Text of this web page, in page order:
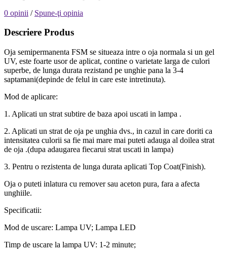
0 opinii / Spune-ţi opinia
Descriere Produs
Oja semipermanenta FSM se situeaza intre o oja normala si un gel
UV, este foarte usor de aplicat, contine o varietate larga de culori
superbe, de lunga durata rezistand pe unghie pana la 3-4
saptamani(depinde de felul in care este intretinuta).
Mod de aplicare:
1. Aplicati un strat subtire de baza apoi uscati in lampa .
2. Aplicati un strat de oja pe unghia dvs., in cazul in care doriti ca
intensitatea culorii sa fie mai mare mai puteti adauga al doilea strat
de oja .(dupa adaugarea fiecarui strat uscati in lampa)
3. Pentru o rezistenta de lunga durata aplicati Top Coat(Finish).
Oja o puteti inlatura cu remover sau aceton pura, fara a afecta
unghiile.
Specificatii:
Mod de uscare: Lampa UV; Lampa LED
Timp de uscare la lampa UV: 1-2 minute;